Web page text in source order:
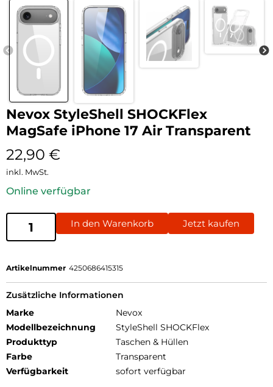
Nevox StyleShell SHOCKFlex
MagSafe iPhone 17 Air Transparent
22,90 €
inkl. MwSt.
Online verfügbar
In den Warenkorb Jetzt kaufen
Artikelnummer 4250686415315
Zusätzliche Informationen
Marke
Nevox
Modellbezeichnung
StyleShell SHOCKFlex
Produkttyp
Taschen & Hüllen
Farbe
Transparent
Verfügbarkeit
sofort verfügbar